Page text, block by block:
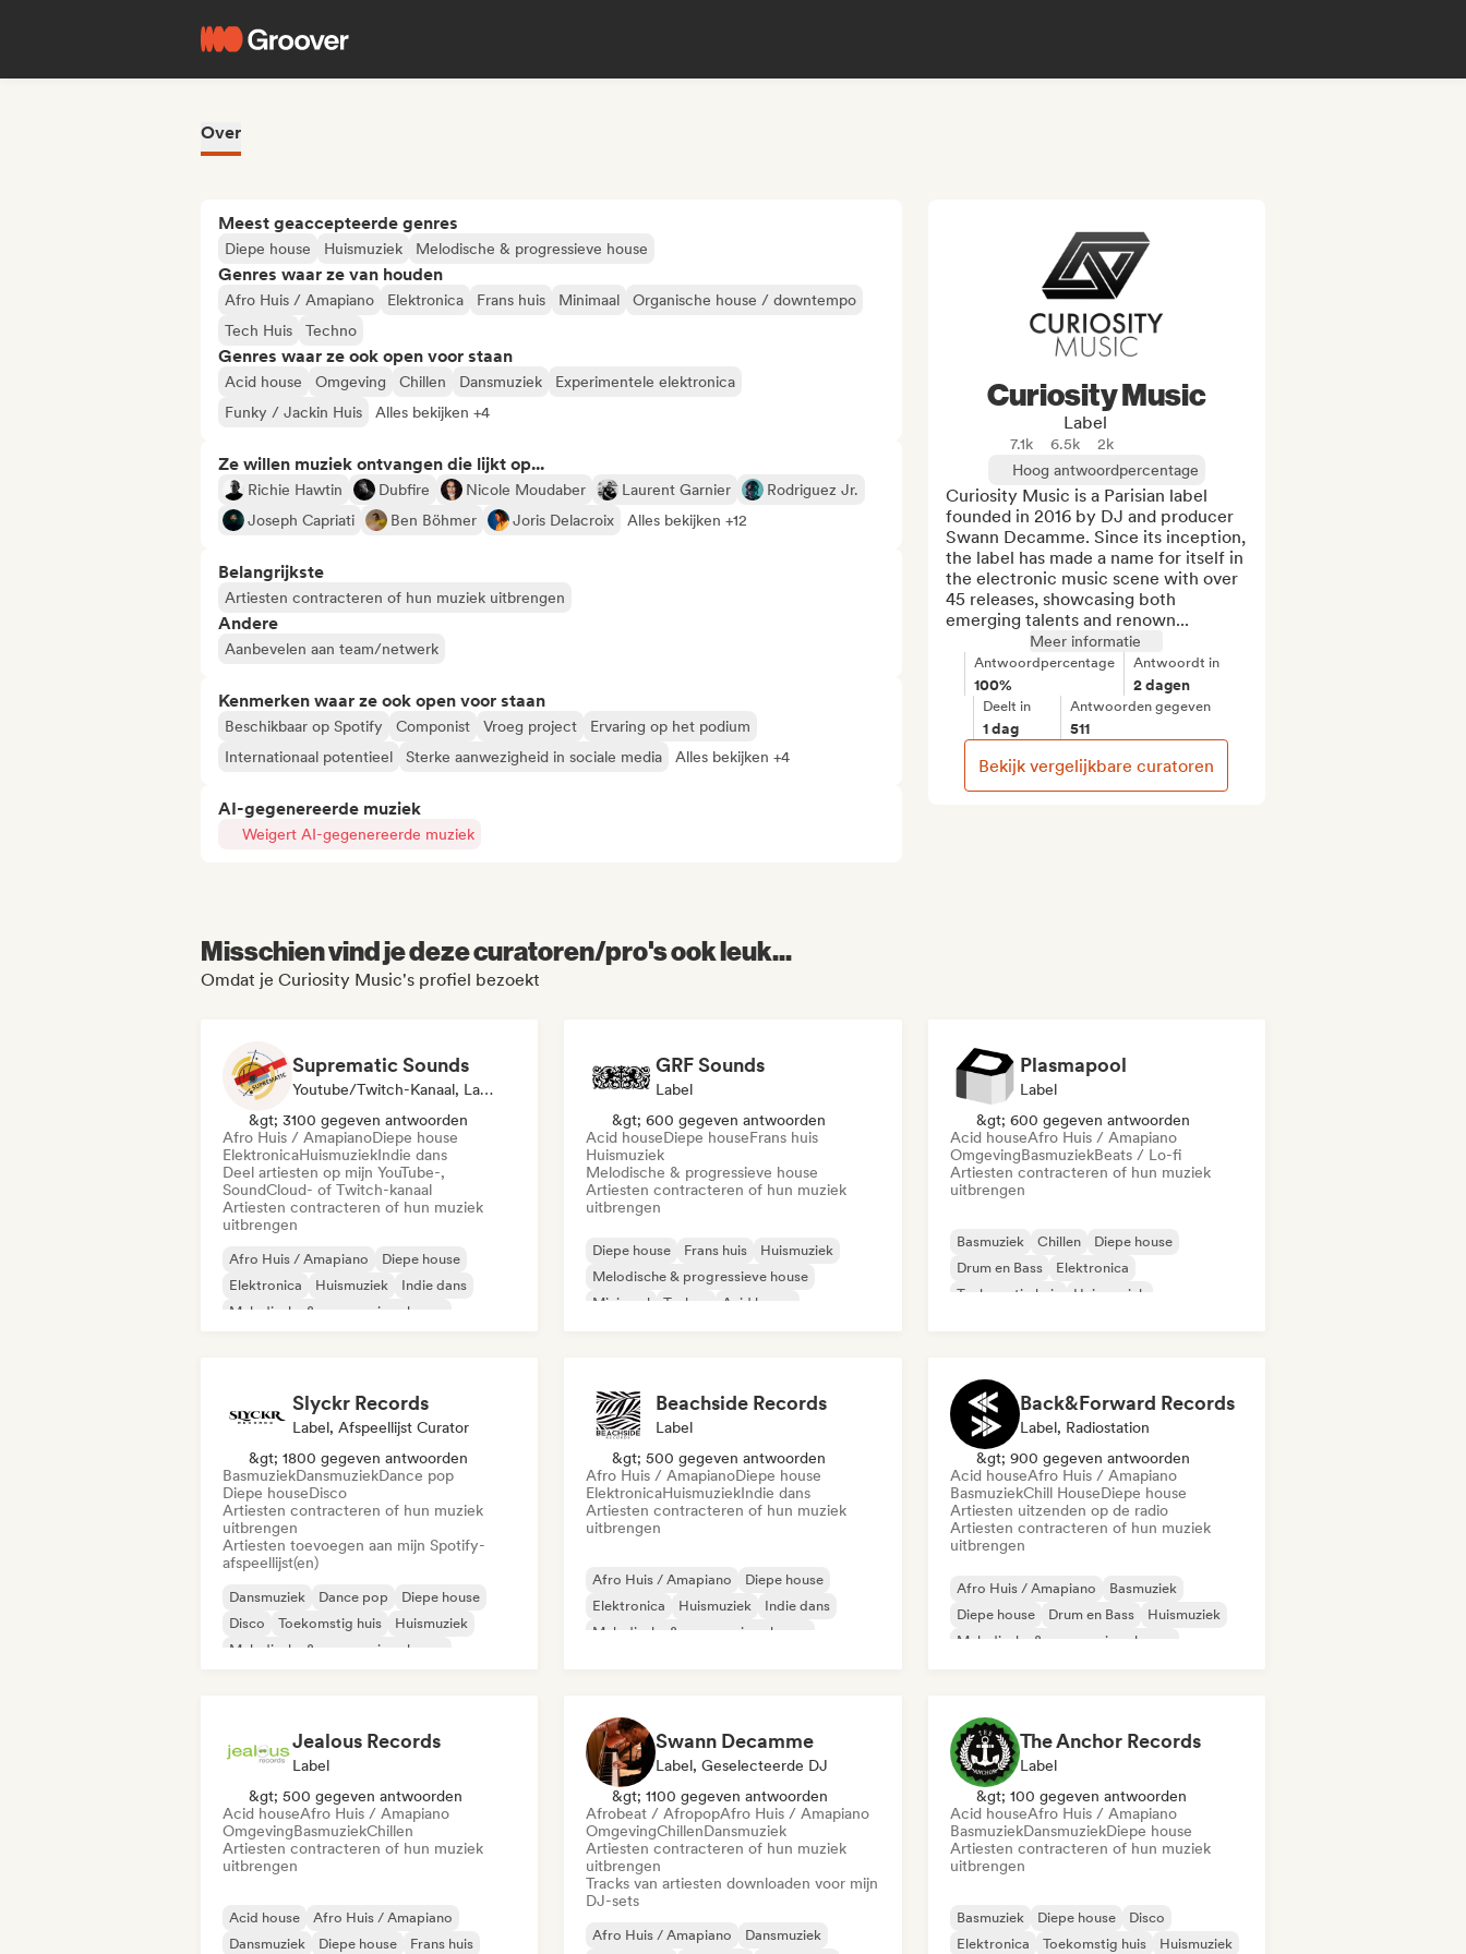
Over
Meest geaccepteerde genres
Diepe house Huismuziek Melodische & progressieve house
Genres waar ze van houden
Afro Huis / Amapiano Elektronica Frans huis Minimaal
Organische house / downtempo
Tech Huis
Techno
Genres waar ze ook open voor staan
Acid house Omgeving Chillen Dansmuziek
Experimentele elektronica
Funky / Jackin Huis
Alles bekijken +4
Ze willen muziek ontvangen die lijkt op...
Richie Hawtin Dubfire Nicole Moudaber Laurent Garnier
Rodriguez Jr.
Joseph Capriati
Ben Böhmer Joris Delacroix Alles bekijken +12
Belangrijkste
Artiesten contracteren of hun muziek uitbrengen
Andere
Aanbevelen aan team/netwerk
Kenmerken waar ze ook open voor staan
Beschikbaar op Spotify Componist Vroeg project
Ervaring op het podium
Internationaal potentieel
Sterke aanwezigheid in sociale media Alles bekijken +4
AI-gegenereerde muziek
Weigert AI-gegenereerde muziek
Curiosity Music
Label
7.1k 6.5k
2k
Hoog antwoordpercentage
Curiosity Music is a Parisian label
founded in 2016 by DJ and producer
Swann Decamme. Since its inception,
the label has made a name for itself in
the electronic music scene with over
45 releases, showcasing both
emerging talents and renown...
Meer informatie
Antwoordpercentage
100%
Antwoordt in
2 dagen
Deelt in
1 dag
Antwoorden gegeven
511
Bekijk vergelijkbare curatoren
Misschien vind je deze curatoren/pro's ook leuk...
Omdat je Curiosity Music's profiel bezoekt
Suprematic Sounds
Youtube/Twitch-Kanaal, Label
&gt; 3100 gegeven antwoorden
Afro Huis / AmapianoDiepe house
ElektronicaHuismuziekIndie dans
Deel artiesten op mijn YouTube-,
SoundCloud- of Twitch-kanaal
Artiesten contracteren of hun muziek
uitbrengen
Afro Huis / Amapiano
Diepe house
Elektronica
Huismuziek
Indie dans
Melodische & progressieve house
GRF Sounds
Label
&gt; 600 gegeven antwoorden
Acid houseDiepe houseFrans huis
Huismuziek
Melodische & progressieve house
Artiesten contracteren of hun muziek
uitbrengen
Diepe house Frans huis
Huismuziek
Melodische & progressieve house
Minimaal
Techno Acid house
Plasmapool
Label
&gt; 600 gegeven antwoorden
Acid houseAfro Huis / Amapiano
OmgevingBasmuziekBeats / Lo-fi
Artiesten contracteren of hun muziek
uitbrengen
Basmuziek Chillen
Diepe house
Drum en Bass
Elektronica
Toekomstig huis
Huismuziek
Slyckr Records
Label, Afspeellijst Curator
&gt; 1800 gegeven antwoorden
BasmuziekDansmuziekDance pop
Diepe houseDisco
Artiesten contracteren of hun muziek
uitbrengen
Artiesten toevoegen aan mijn Spotify-
afspeellijst(en)
Dansmuziek Dance pop
Diepe house
Disco
Toekomstig huis
Huismuziek
Melodische & progressieve house
Beachside Records
Label
&gt; 500 gegeven antwoorden
Afro Huis / AmapianoDiepe house
ElektronicaHuismuziekIndie dans
Artiesten contracteren of hun muziek
uitbrengen
Afro Huis / Amapiano
Diepe house
Elektronica
Huismuziek
Indie dans
Melodische & progressieve house
Back&Forward Records
Label, Radiostation
&gt; 900 gegeven antwoorden
Acid houseAfro Huis / Amapiano
BasmuziekChill HouseDiepe house
Artiesten uitzenden op de radio
Artiesten contracteren of hun muziek
uitbrengen
Afro Huis / Amapiano
Basmuziek
Diepe house
Drum en Bass
Huismuziek
Melodische & progressieve house
Jealous Records
Label
&gt; 500 gegeven antwoorden
Acid houseAfro Huis / Amapiano
OmgevingBasmuziekChillen
Artiesten contracteren of hun muziek
uitbrengen
Acid house
Afro Huis / Amapiano
Dansmuziek
Diepe house Frans huis
Swann Decamme
Label, Geselecteerde DJ
&gt; 1100 gegeven antwoorden
Afrobeat / AfropopAfro Huis / Amapiano
OmgevingChillenDansmuziek
Artiesten contracteren of hun muziek
uitbrengen
Tracks van artiesten downloaden voor mijn
DJ-sets
Afro Huis / Amapiano
Dansmuziek
The Anchor Records
Label
&gt; 100 gegeven antwoorden
Acid houseAfro Huis / Amapiano
BasmuziekDansmuziekDiepe house
Artiesten contracteren of hun muziek
uitbrengen
Basmuziek Diepe house
Disco
Elektronica
Toekomstig huis Huismuziek